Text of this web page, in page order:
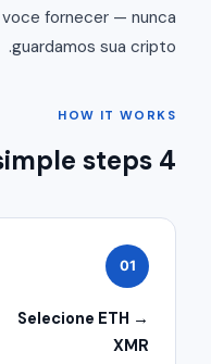
fornecer — nunca
guardamos sua cripto.
HOW IT WORKS
4 simple steps
01
Selecione ETH →
XMR